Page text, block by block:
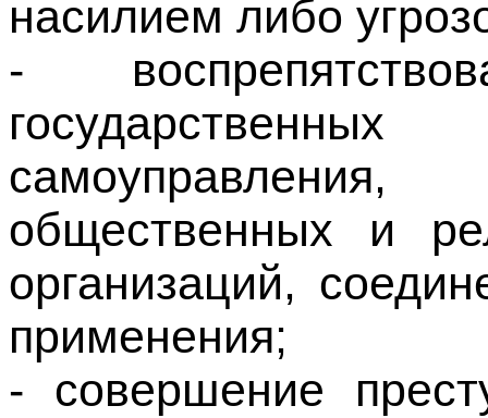
общественных и
организаций,
применения;
- совершение
пункте "е" статьи
Федерации;